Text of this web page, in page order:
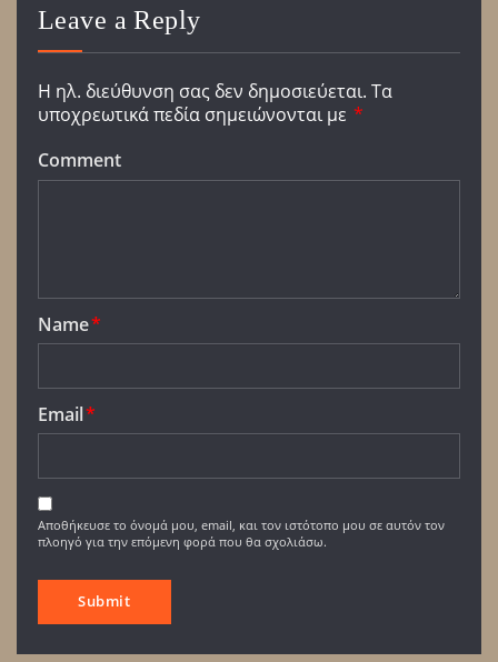
Leave a Reply
Η ηλ. διεύθυνση σας δεν δημοσιεύεται. Τα
υποχρεωτικά πεδία σημειώνονται με *
Comment
Name*
Email*
Αποθήκευσε το όνομά μου, email, και τον ιστότοπο μου σε αυτόν τον
πλοηγό για την επόμενη φορά που θα σχολιάσω.